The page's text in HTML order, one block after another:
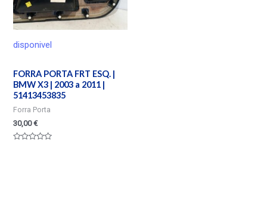
disponivel
FORRA PORTA FRT ESQ. |
BMW X3 | 2003 a 2011 |
51413453835
Forra Porta
30,00€